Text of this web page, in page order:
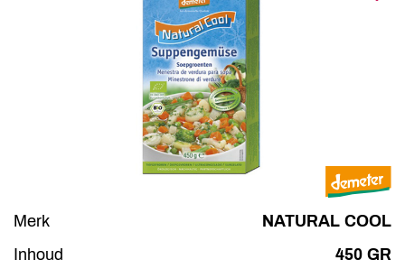
Merk
NATURAL COOL
Inhoud
450 GR